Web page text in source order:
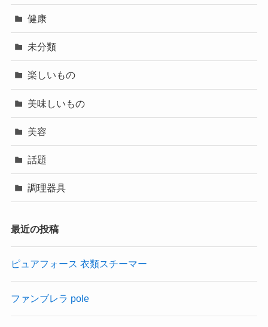
健康
未分類
楽しいもの
美味しいもの
美容
話題
調理器具
最近の投稿
ピュアフォース 衣類スチーマー
ファンブレラ pole